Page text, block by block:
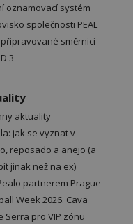
oznamovací systém
společnosti PEAL
připravované směrnici
3
aktuality
jak se vyznat v
reposado a añejo (a
jinak než na ex)
partnerem Prague
Week 2026. Cava
Serra pro VIP zónu